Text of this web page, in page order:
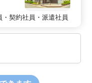
契約社員・派遣社員